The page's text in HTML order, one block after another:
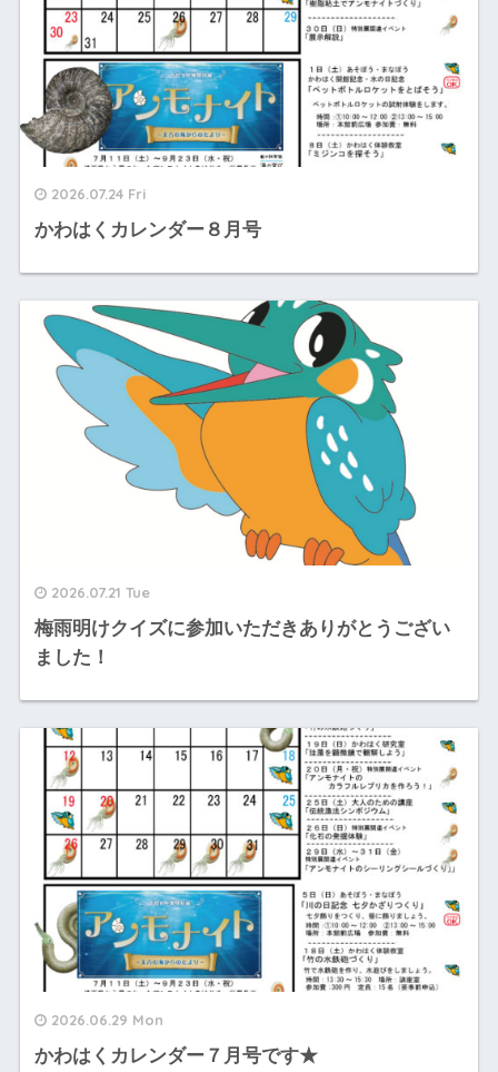
2026.07.24 Fri
かわはくカレンダー８月号
2026.07.21 Tue
梅雨明けクイズに参加いただきありがとうござい
ました！
2026.06.29 Mon
かわはくカレンダー７月号です★